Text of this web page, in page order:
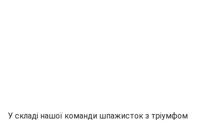
У складі нашої команди шпажисток з тріумфом